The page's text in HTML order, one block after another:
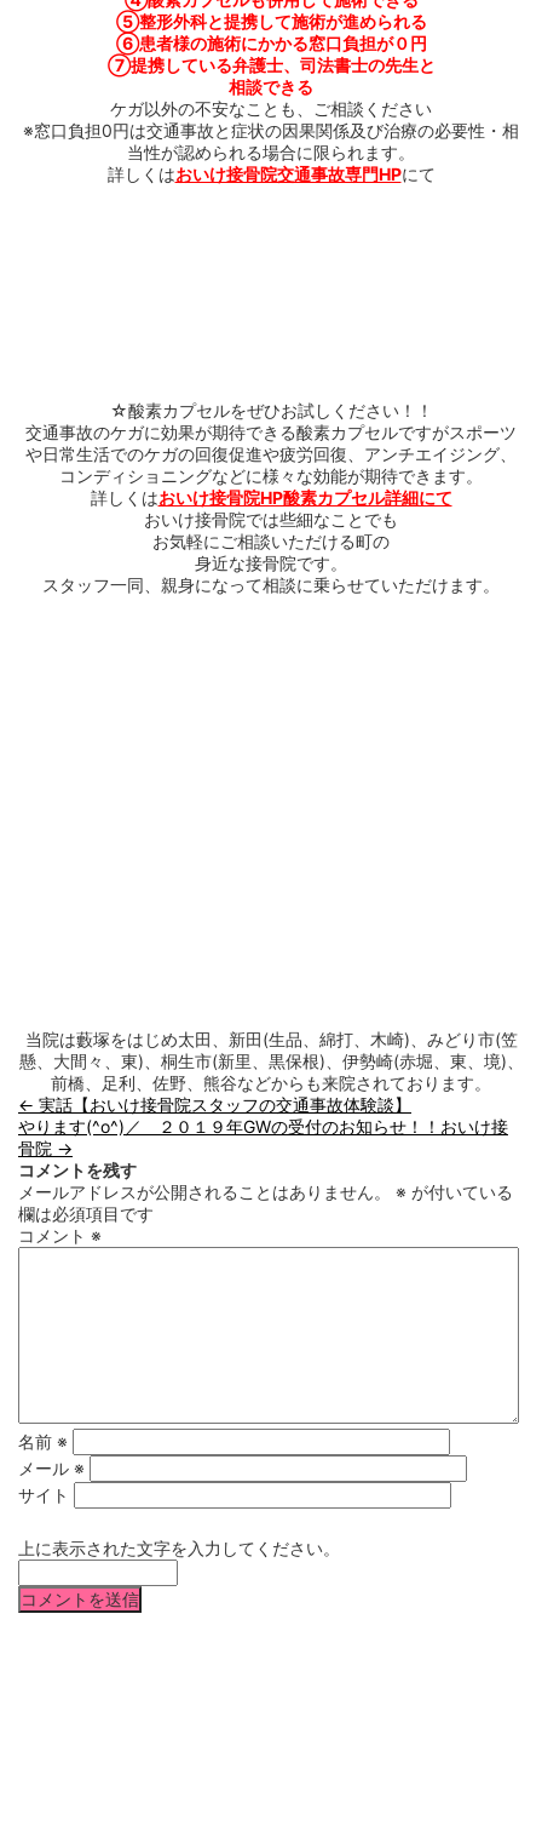
⑤整形外科と提携して施術が進められる
⑥患者様の施術にかかる窓口負担が０円
⑦提携している弁護士、司法書士の先生と
相談できる
ケガ以外の不安なことも、ご相談ください
※窓口負担0円は交通事故と症状の因果関係及び治療の必要性・相
当性が認められる場合に限られます。
詳しくはおいけ接骨院交通事故専門HPにて
☆酸素カプセルをぜひお試しください！！
交通事故のケガに効果が期待できる酸素カプセルですがスポーツ
や日常生活でのケガの回復促進や疲労回復、アンチエイジング、
コンディショニングなどに様々な効能が期待できます。
詳しくはおいけ接骨院HP酸素カプセル詳細にて
おいけ接骨院では些細なことでも
お気軽にご相談いただける町の
身近な接骨院です。
スタッフ一同、親身になって相談に乗らせていただけます。
当院は藪塚をはじめ太田、新田(生品、綿打、木崎) 、みどり市(笠
懸、大間々、東) 、桐生市(新里、黒保根) 、伊勢崎(赤堀、東、境)
前橋、足利、佐野、熊谷などからも来院されております。
← 実話【おいけ接骨院スタッフの交通事故体験談】
やります(^o^)／ ２０１９年GWの受付のお知らせ！！おいけ接
骨院 →
コメントを残す
メールアドレスが公開されることはありません。
※ が付いている
欄は必須項目です
コメント ※
名前 ※
メール ※
サイト
上に表示された文字を入力してください。